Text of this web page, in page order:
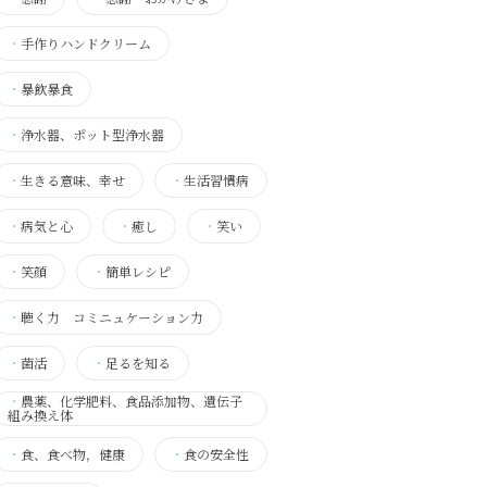
・ 手作りハンドクリーム
・ 暴飲暴食
・ 浄水器、ポット型浄水器
・ 生きる意味、幸せ ・ 生活習慣病
・ 病気と心 ・ 癒し ・ 笑い
・ 笑顔 ・ 簡単レシピ
・ 聴く力 コミニュケーション力
・ 菌活 ・ 足るを知る
・ 農薬、化学肥料、食品添加物、遺伝子
組み換え体
・ 食、食べ物，健康 ・ 食の安全性